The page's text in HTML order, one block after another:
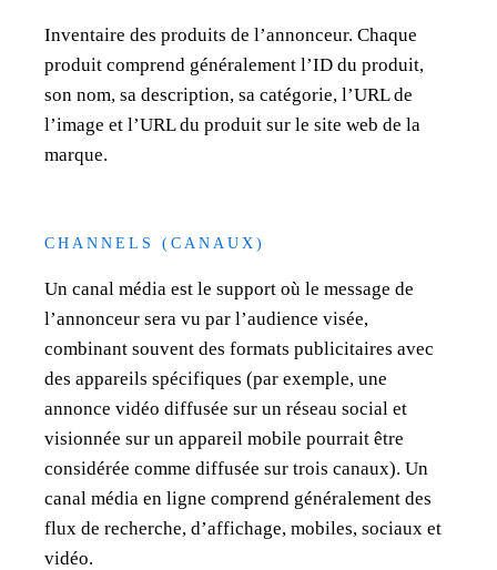
Inventaire des produits de l’annonceur. Chaque
produit comprend généralement l’ID du produit,
son nom, sa description, sa catégorie, l’URL de
l’image et l’URL du produit sur le site web de la
marque.
CHANNELS (CANAUX)
Un canal média est le support où le message de
l’annonceur sera vu par l’audience visée,
combinant souvent des formats publicitaires avec
des appareils spécifiques (par exemple, une
annonce vidéo diffusée sur un réseau social et
visionnée sur un appareil mobile pourrait être
considérée comme diffusée sur trois canaux). Un
canal média en ligne comprend généralement des
flux de recherche, d’affichage, mobiles, sociaux et
vidéo.